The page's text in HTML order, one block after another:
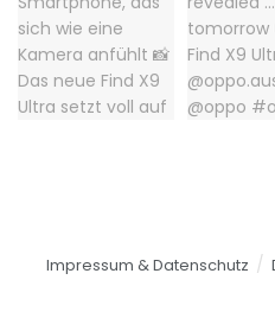
Impressum & Datenschutz